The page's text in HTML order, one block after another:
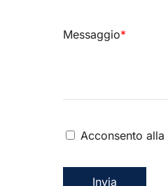
Messaggio*
Acconsento alla